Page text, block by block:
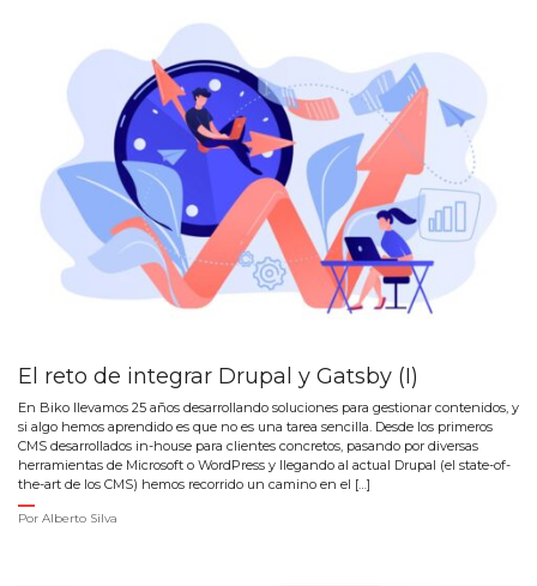
El reto de integrar Drupal y Gatsby (I)
En Biko llevamos 25 años desarrollando soluciones para gestionar contenidos, y
si algo hemos aprendido es que no es una tarea sencilla. Desde los primeros
CMS desarrollados in-house para clientes concretos, pasando por diversas
herramientas de Microsoft o WordPress y llegando al actual Drupal (el state-of-
the-art de los CMS) hemos recorrido un camino en el […]
Por Alberto Silva